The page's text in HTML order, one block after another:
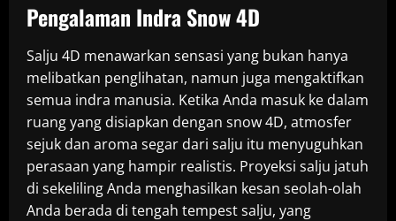
Pengalaman Indra Snow 4D
Salju 4D menawarkan sensasi yang bukan hanya
melibatkan penglihatan, namun juga mengaktifkan
semua indra manusia. Ketika Anda masuk ke dalam
ruang yang disiapkan dengan snow 4D, atmosfer
sejuk dan aroma segar dari salju itu menyuguhkan
perasaan yang hampir realistis. Proyeksi salju jatuh
di sekeliling Anda menghasilkan kesan seolah-olah
Anda berada di tengah tempest salju, yang